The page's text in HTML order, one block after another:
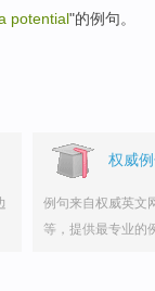
potential"的例句。
权威
例句来自权威英文
等，提供最专业的